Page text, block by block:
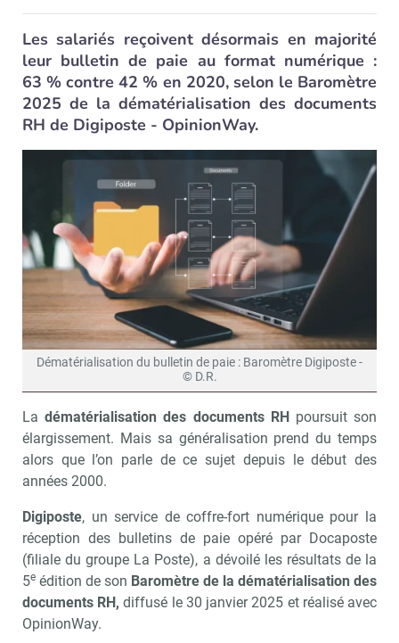
Les salariés reçoivent désormais en majorité
leur bulletin de paie au format numérique :
63 % contre 42 % en 2020, selon le Baromètre
2025 de la dématérialisation des documents
RH de Digiposte - OpinionWay.
Dématérialisation du bulletin de paie : Baromètre Digiposte -
© D.R.
Ladématérialisation des documents RHpoursuit son
élargissement. Mais sa généralisation prend du temps
alors que l’on parle de ce sujet depuis le début des
années 2000.
Digiposte, un service de coffre-fort numérique pour la
réception des bulletins de paie opéré par Docaposte
(filiale du groupe La Poste), a dévoilé les résultats de la
5e édition de son Baromètre de la dématérialisation des
documents RH, diffusé le 30 janvier 2025 et réalisé avec
OpinionWay.